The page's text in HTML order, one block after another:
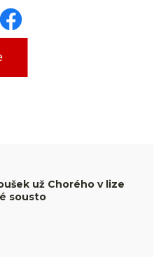
už Chorého v lize
sousto